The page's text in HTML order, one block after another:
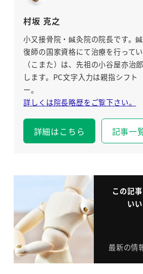
村坂 克之
小又接骨院・鍼灸院の院長です。
復師の国家資格にて治療を行って
（こまた）は、先祖の小谷屋亦治
します。PC文字入力は親指シフト
ー。
詳しくは院長略歴をご覧下さい。
詳細はこちら 記事一
この記
い
最新の情